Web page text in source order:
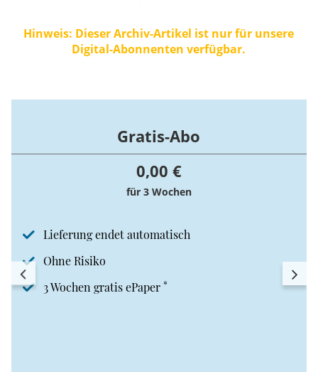
erschütternden Nachrichten über die Tausende von
Arbeitern, die bei der Arbeit an den neu errichteten
Hinweis: Dieser Archiv-Artikel ist nur für unsere
Digital-Abonnenten verfügbar.
Gratis-Abo
0,00 €
für 3 Wochen
Lieferung endet automatisch
Ohne Risiko
3 Wochen gratis ePaper *